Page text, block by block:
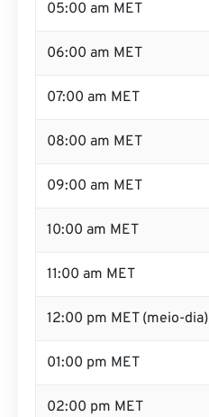
05:00 am MET
06:00 am MET
07:00 am MET
08:00 am MET
09:00 am MET
10:00 am MET
11:00 am MET
12:00 pm MET (meio-dia)
01:00 pm MET
02:00 pm MET